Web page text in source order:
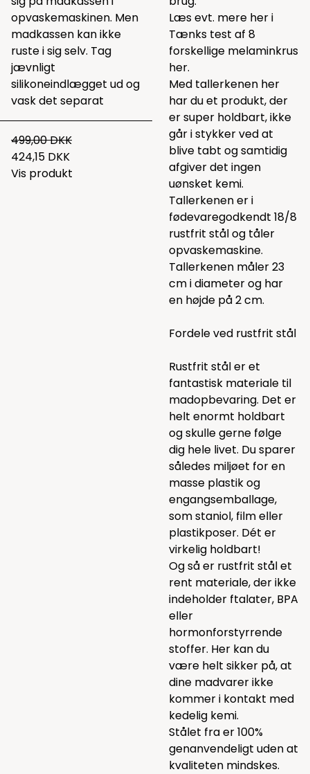
opvaskemaskinen. Men
madkassen kan ikke
ruste i sig selv. Tag
jævnligt
silikoneindlægget ud og
vask det separat
499,00 DKK
424,15 DKK
Vis produkt
Læs evt. mere her i
Tænks test af 8
forskellige melaminkrus
her.
Med tallerkenen her
har du et produkt, der
er super holdbart, ikke
går i stykker ved at
blive tabt og samtidig
afgiver det ingen
uønsket kemi.
Tallerkenen er i
fødevaregodkendt 18/8
rustfrit stål og tåler
opvaskemaskine.
Tallerkenen måler 23
cm i diameter og har
en højde på 2 cm.
Fordele ved rustfrit stål
Rustfrit stål er et
fantastisk materiale til
madopbevaring. Det er
helt enormt holdbart
og skulle gerne følge
dig hele livet. Du sparer
således miljøet for en
masse plastik og
engangsemballage,
som staniol, film eller
plastikposer. Dét er
virkelig holdbart!
Og så er rustfrit stål et
rent materiale, der ikke
indeholder ftalater, BPA
eller
hormonforstyrrende
stoffer. Her kan du
være helt sikker på, at
dine madvarer ikke
kommer i kontakt med
kedelig kemi.
Stålet fra er 100%
genanvendeligt uden at
kvaliteten mindskes.